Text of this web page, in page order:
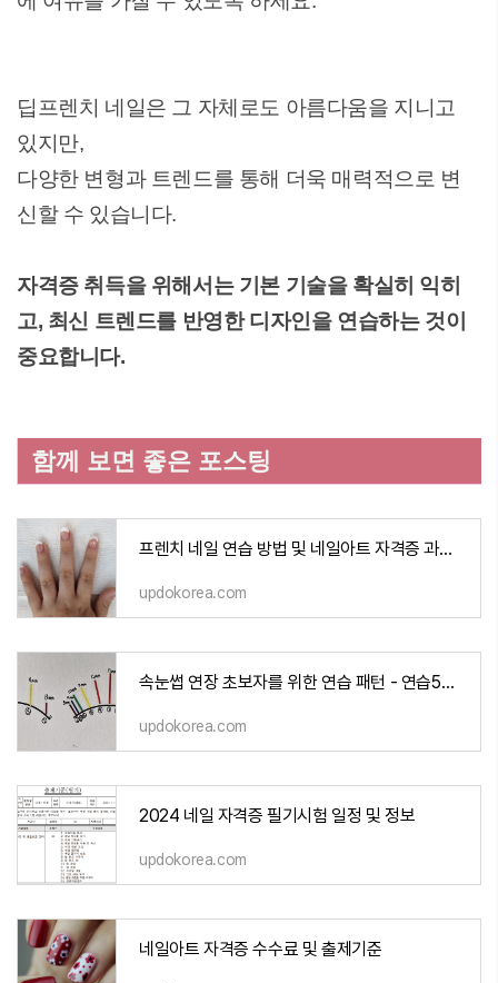
딥프렌치 네일은 그 자체로도 아름다움을 지니고
있지만,
다양한 변형과 트렌드를 통해 더욱 매력적으로 변
신할 수 있습니다.
자격증 취득을 위해서는 기본 기술을 확실히 익히
고, 최신 트렌드를 반영한 디자인을 연습하는 것이
중요합니다.
함께 보면 좋은 포스팅
프렌치 네일 연습 방법 및 네일아트 자격증 과제 준비방법
updokorea.com
속눈썹 연장 초보자를 위한 연습 패턴 - 연습5단계
updokorea.com
2024 네일 자격증 필기시험 일정 및 정보
updokorea.com
네일아트 자격증 수수료 및 출제기준